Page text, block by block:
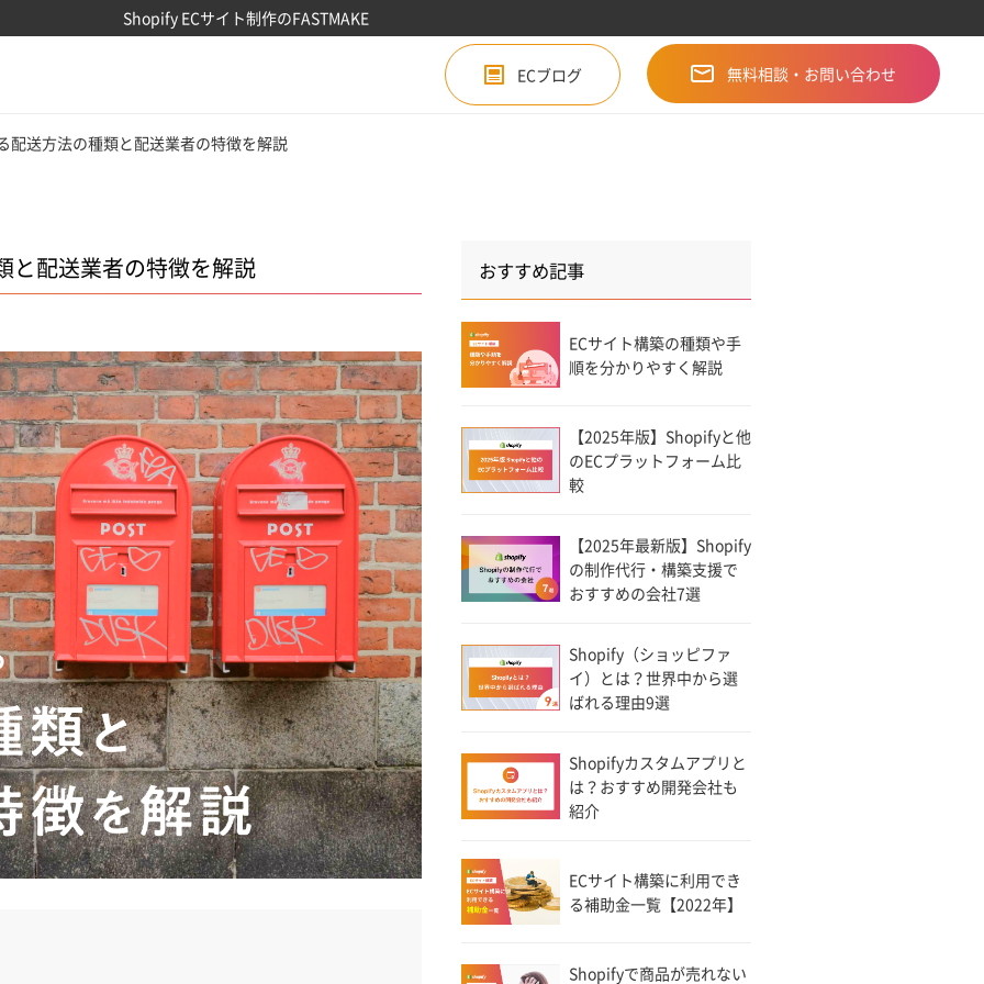
Shopify ECサイト制作のFASTMAKE
ECブログ 無料相談・お問い合わせ
配送方法の種類と配送業者の特徴を解説
と配送業者の特徴を解説 おすすめ記事
ECサイト構築の種類や手
順を分かりやすく解説
【2025年版】Shopifyと他
のECプラットフォーム比
較
【2025年最新版】Shopify
の制作代行・構築支援で
おすすめの会社7選
Shopify（ショッピファ
イ）とは？世界中から選
ばれる理由9選
Shopifyカスタムアプリと
は？おすすめ開発会社も
紹介
ECサイト構築に利用でき
る補助金一覧【2022年】
Shopifyで商品が売れない